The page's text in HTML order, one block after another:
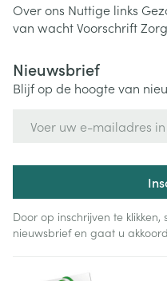
Over ons Nuttige links
van wachtVoorschrift
Nieuwsbrief
Blijf op de hoogte van
Door op inschrijven te
nieuwsbrief en gaat u